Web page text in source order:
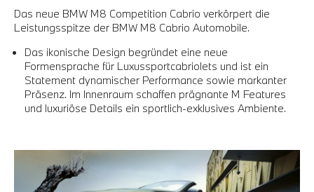
Das neue BMW M8 Competition Cabrio verkörpert die
Leistungsspitze der BMW M8 Cabrio Automobile.
Das ikonische Design begründet eine neue
Formensprache für Luxussportcabriolets und ist ein
Statement dynamischer Performance sowie markanter
Präsenz. Im Innenraum schaffen prägnante M Features
und luxuriöse Details ein sportlich-exklusives Ambiente.